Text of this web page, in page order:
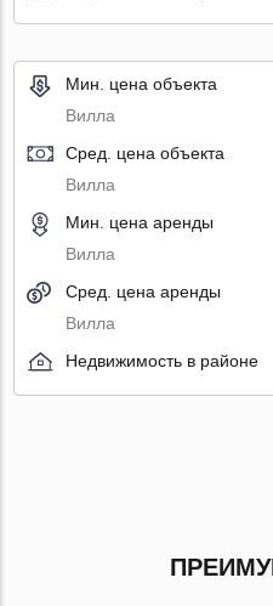
Мин. цена объекта
Вилла
Сред. цена объекта
Вилла
Мин. цена аренды
Вилла
Сред. цена аренды
Вилла
Недвижимость в районе